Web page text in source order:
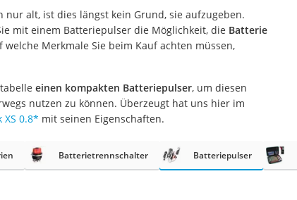
Diascanner
Laser-Multifunktionsdrucker
Powerstation mit Solarpanel
Gaming-PC
17-Zoll-Laptop
alt, ist dies längst kein Grund, sie aufzugeben.
mit einem Batteriepulser die Möglichkeit, die Batterie
welche Merkmale Sie beim Kauf achten müssen,
einen kompakten Batteriepulser, um diesen
nutzen zu können. Überzeugt hat uns hier im
XS 0.8* mit seinen Eigenschaften.
Batterietrennschalter Batteriepulser